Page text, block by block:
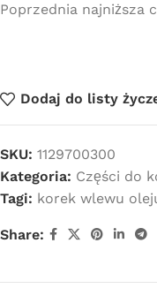
Poprzednia najniższa
Dodaj do listy
SKU: 1129700300
Kategoria: Części do
Tagi: korek wlewu
Share: